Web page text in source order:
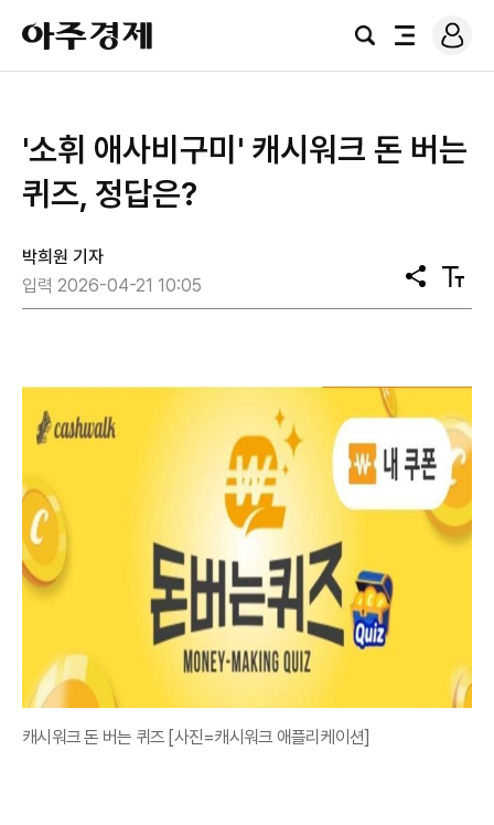
아
주
경
검
전
로
그
'소휘 애사비구미' 캐시워크 돈 버는
퀴즈, 정답은?
박희원 기자
입력 2026-04-21 10:05
공
유
텍
스
캐시워크 돈 버는 퀴즈 [사진=캐시워크 애플리케이션]